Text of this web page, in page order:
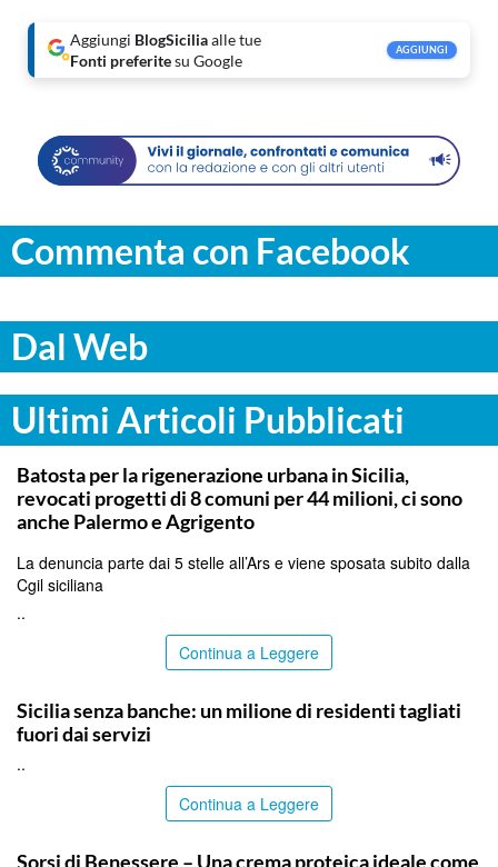
Aggiungi BlogSiciliaalle tue
Fonti preferitesu Google
AGGIUNGI
Commenta con Facebook
Dal Web
Ultimi Articoli Pubblicati
PALERMO
Batosta per la rigenerazione urbana in Sicilia,
revocati progetti di 8 comuni per 44 milioni, ci sono
anche Palermo e Agrigento
La denuncia parte dai 5 stelle all’Ars e viene sposata subito dalla
Cgil siciliana
..
Continua a Leggere
Sicilia senza banche: un milione di residenti tagliati
fuori dai servizi
..
Continua a Leggere
Sorsi di Benessere – Una crema proteica ideale come